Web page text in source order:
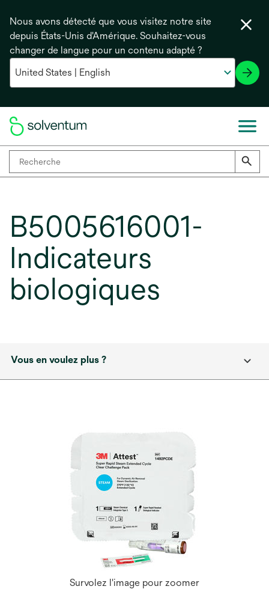
Nous avons détecté que vous visitez notre site
depuis États-Unis d'Amérique. Souhaitez-vous
changer de langue pour un contenu adapté ?
B5005616001-
Indicateurs
biologiques
Vous en voulez plus ?
Survolez l'image pour zoomer